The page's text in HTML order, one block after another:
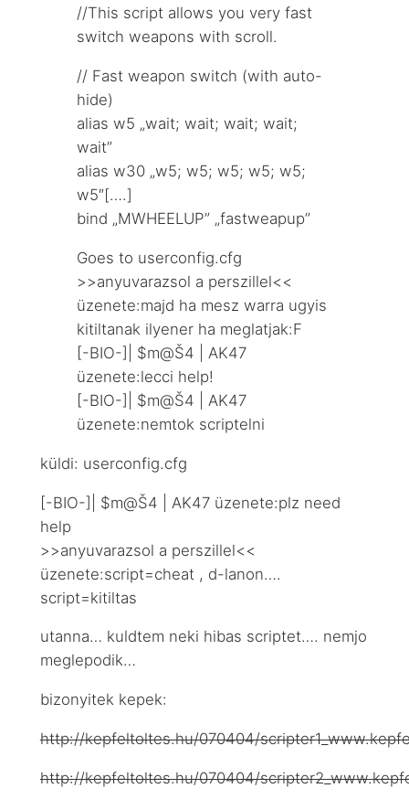
//This script allows you very fast
switch weapons with scroll.
// Fast weapon switch (with auto-
hide)
alias w5 „wait; wait; wait; wait;
wait”
alias w30 „w5; w5; w5; w5; w5;
w5″[….]
bind „MWHEELUP” „fastweapup”
Goes to userconfig.cfg
>>anyuvarazsol a perszillel<<
üzenete:majd ha mesz warra ugyis
kitiltanak ilyener ha meglatjak:F
[-BIO-]| $m@Š4 | AK47
üzenete:lecci help!
[-BIO-]| $m@Š4 | AK47
üzenete:nemtok scriptelni
küldi: userconfig.cfg
[-BIO-]| $m@Š4 | AK47 üzenete:plz need
help
>>anyuvarazsol a perszillel<<
üzenete:script=cheat , d-lanon….
script=kitiltas
utanna… kuldtem neki hibas scriptet…. nemjo
meglepodik…
bizonyitek kepek:
http://kepfeltoltes.hu/070404/
http://kepfeltoltes.hu/070404/